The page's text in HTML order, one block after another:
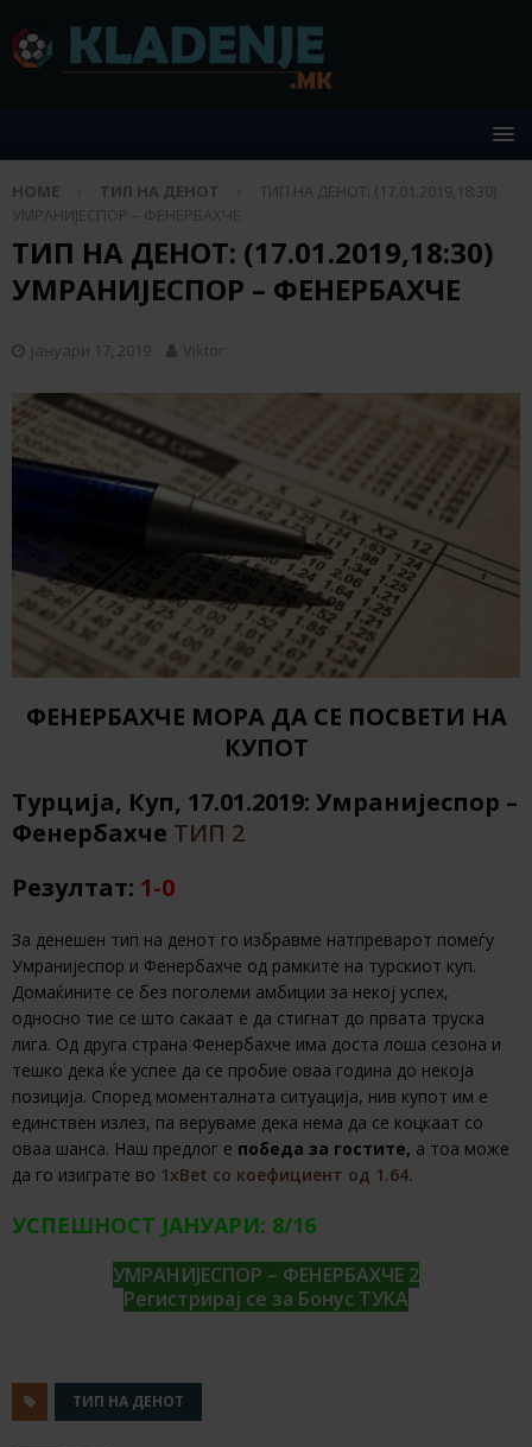
HOME ТИП НА ДЕНОТ
ТИП НА ДЕНОТ: (17.01.2019,18:30)
УМРАНИЈЕСПОР – ФЕНЕРБАХЧЕ
ТИП НА ДЕНОТ: (17.01.2019,18:30)
УМРАНИЈЕСПОР – ФЕНЕРБАХЧЕ
јануари 17, 2019 Viktor
ФЕНЕРБАХЧЕ МОРА ДА СЕ ПОСВЕТИ НА
КУПОТ
Турција, Куп, 17.01.2019: Умранијеспор –
Фенербахче ТИП 2
Резултат: 1-0
За денешен тип на денот го избравме натпреварот помеѓу
Умранијеспор и Фенербахче од рамките на турскиот куп.
Домаќините се без поголеми амбиции за некој успех,
односно тие се што сакаат е да стигнат до првата труска
лига. Од друга страна Фенербахче има доста лоша сезона и
тешко дека ќе успее да се пробие оваа година до некоја
позиција. Според моменталната ситуација, нив купот им е
единствен излез, па веруваме дека нема да се коцкаат со
оваа шанса. Наш предлог е победа за гостите, а тоа може
да го изиграте во 1xBet со коефициент од 1.64.
УСПЕШНОСТ ЈАНУАРИ: 8/16
УМРАНИЈЕСПОР – ФЕНЕРБАХЧЕ 2
Регистрирај се за Бонус ТУКА
ТИП НА ДЕНОТ